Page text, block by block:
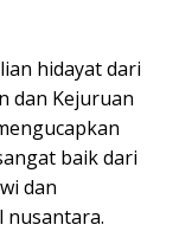
hidayat dari
dan Kejuruan
baik dari
dan
nusantara.